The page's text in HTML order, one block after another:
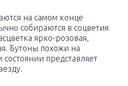
на самом конце
собираются в соцветия
ярко-розовая,
Бутоны похожи на
представляет